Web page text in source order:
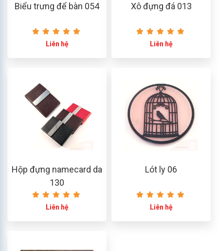
Biểu trưng để bàn 054
Liên hệ
Xô đựng đá 013
Liên hệ
Hộp đựng namecard da
130
Liên hệ
Lót ly 06
Liên hệ